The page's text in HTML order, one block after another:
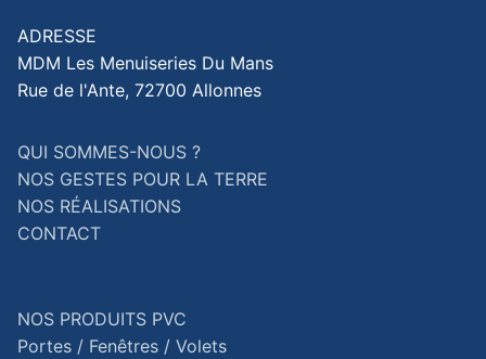
ADRESSE
MDM Les Menuiseries Du Mans
Rue de l'Ante, 72700 Allonnes
QUI SOMMES-NOUS ?
NOS GESTES POUR LA TERRE
NOS RÉALISATIONS
CONTACT
NOS PRODUITS PVC
Portes / Fenêtres / Volets